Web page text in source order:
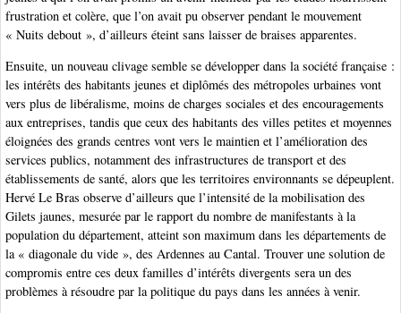
frustration et colère, que l’on avait pu observer pendant le mouvement
« Nuits debout », d’ailleurs éteint sans laisser de braises apparentes.
Ensuite, un nouveau clivage semble se développer dans la société française :
les intérêts des habitants jeunes et diplômés des métropoles urbaines vont
vers plus de libéralisme, moins de charges sociales et des encouragements
aux entreprises, tandis que ceux des habitants des villes petites et moyennes
éloignées des grands centres vont vers le maintien et l’amélioration des
services publics, notamment des infrastructures de transport et des
établissements de santé, alors que les territoires environnants se dépeuplent.
Hervé Le Bras observe d’ailleurs que l’intensité de la mobilisation des
Gilets jaunes, mesurée par le rapport du nombre de manifestants à la
population du département, atteint son maximum dans les départements de
la « diagonale du vide », des Ardennes au Cantal. Trouver une solution de
compromis entre ces deux familles d’intérêts divergents sera un des
problèmes à résoudre par la politique du pays dans les années à venir.